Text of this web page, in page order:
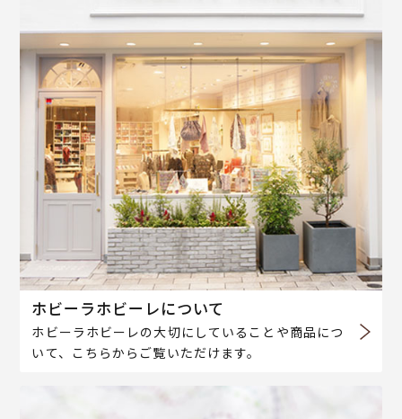
ホビーラホビーレについて
ホビーラホビーレの大切にしていることや商品につ
いて、こちらからご覧いただけます。